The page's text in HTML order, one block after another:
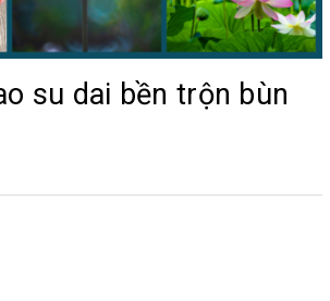
su dai bền trộn bùn